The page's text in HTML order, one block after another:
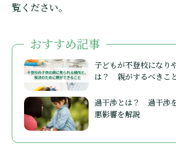
覧ください。
おすすめ記事
子どもが不登校になり
は？ 親がするべきこ
過干渉とは？ 過干渉
悪影響を解説